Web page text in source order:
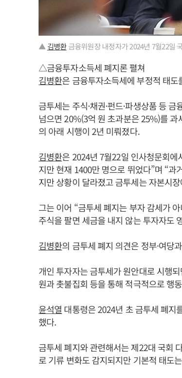
▲ 김병환금융위원장 내정자가 2024년 7월22일
△금융투자소득세 폐지론 펼쳐
김병환은 금융투자소득세에 부정적 태도
금투세는 주식·채권·펀드·파생상품 등
넘으면 20%(3억 원 초과분은 25%)를
의 아래 시행이 2년 미뤄졌다.
김병환은 2024년 7월22일 인사청문회
지만 현재 1400만 명으로 뛰었다”며 “과
지만 상황이 달라졌고 금투세는 자본시
그는 이어 “금투세 폐지는 부자 감세가
주식을 팔면 세금을 내지 않는 투자자도
김병환의 금투세 폐지 의견은 정부·여당
개인 투자자는 금투세가 원안대로 시행
원과 촛불집회 등을 통해 적극적으로 행
윤석열 대통령은 2024년 초 금투세 폐지
했다.
금투세 폐지와 관련해서는 제22대 국회
로 기류 변화도 감지되지만 기본적 태도